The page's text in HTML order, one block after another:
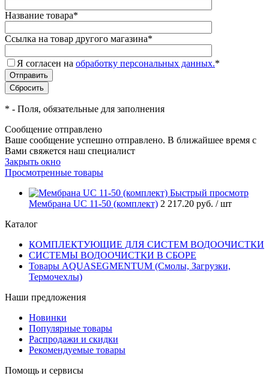
Название товара*
Ссылка на товар другого магазина*
Я согласен на обработку персональных данных.*
* - Поля, обязательные для заполнения
Сообщение отправлено
Ваше сообщение успешно отправлено. В ближайшее время с
Вами свяжется наш специалист
Закрыть окно
Просмотренные товары
Быстрый просмотр
Мембрана UC 11-50 (комплект) 2 217.20 руб. / шт
Каталог
КОМПЛЕКТУЮЩИЕ ДЛЯ СИСТЕМ ВОДООЧИСТКИ
СИСТЕМЫ ВОДООЧИСТКИ В СБОРЕ
Товары AQUASEGMENTUM (Смолы, Загрузки,
Термочехлы)
Наши предложения
Новинки
Популярные товары
Распродажи и скидки
Рекомендуемые товары
Помощь и сервисы